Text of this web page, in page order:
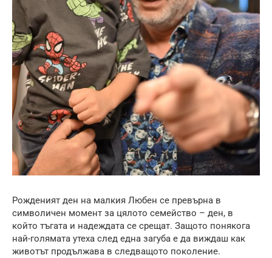
Рожденият ден на малкия Любен се превърна в
символичен момент за цялото семейство – ден, в
който тъгата и надеждата се срещат. Защото понякога
най-голямата утеха след една загуба е да виждаш как
животът продължава в следващото поколение.